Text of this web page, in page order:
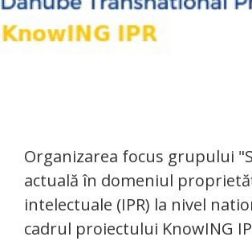
Organizarea focus grupului
actuală în domeniul
intelectuale (IPR) la nivel
cadrul proiectului KnowING